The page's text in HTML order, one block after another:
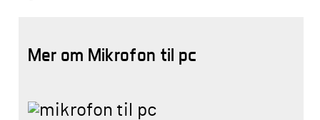
Mer om Mikrofon til pc